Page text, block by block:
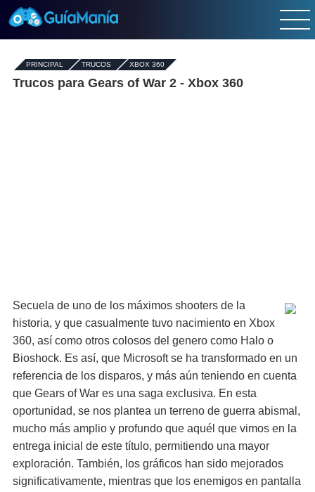
PRINCIPAL - TRUCOS- XBOX 360
Trucos para Gears of War 2 - Xbox 360
Secuela de uno de los máximos shooters de la
historia, y que casualmente tuvo nacimiento en Xbox
360, así como otros colosos del genero como Halo o
Bioshock. Es así, que Microsoft se ha transformado en un
referencia de los disparos, y más aún teniendo en cuenta
que Gears of War es una saga exclusiva. En esta
oportunidad, se nos plantea un terreno de guerra abismal,
mucho más amplio y profundo que aquél que vimos en la
entrega inicial de este título, permitiendo una mayor
exploración. También, los gráficos han sido mejorados
significativamente, mientras que los enemigos en pantalla